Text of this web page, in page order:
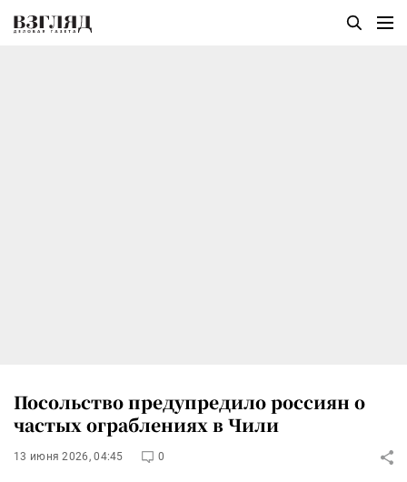
Посольство предупредило россиян о
частых ограблениях в Чили
13 июня 2026, 04:45 0